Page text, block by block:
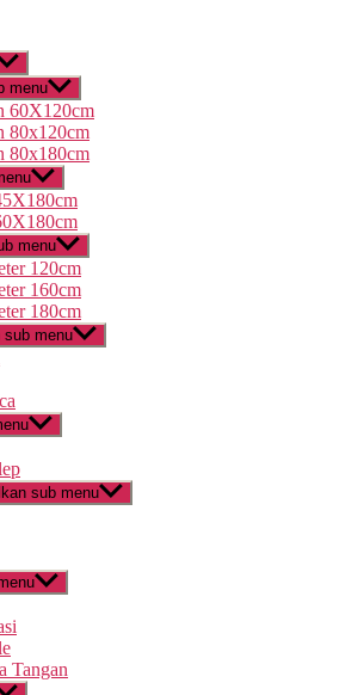
menu
60X120cm
80x120cm
80x180cm
menu
120cm
160cm
180cm
sub menu
sub menu
Tangan